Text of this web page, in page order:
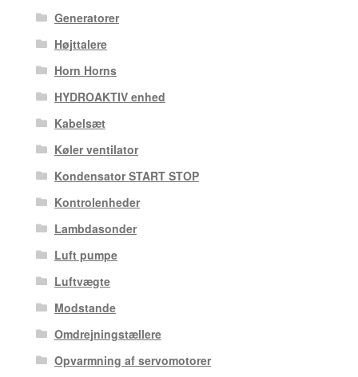
Generatorer
Højttalere
Horn Horns
HYDROAKTIV enhed
Kabelsæt
Køler ventilator
Kondensator START STOP
Kontrolenheder
Lambdasonder
Luft pumpe
Luftvægte
Modstande
Omdrejningstællere
Opvarmning af servomotorer